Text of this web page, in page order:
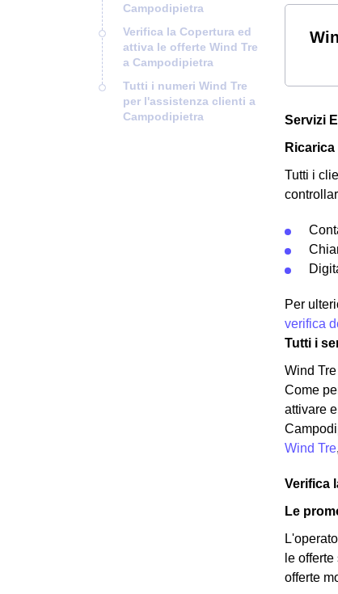
Campodipietra
Verifica la Copertura ed
attiva le offerte Wind Tre
a Campodipietra
Tutti i numeri Wind Tre
per l'assistenza clienti a
Campodipietra
Servizi
Tutti i
Per
verifica
Tutti i
Wind
Come
attivare
Wind Tre
Verifica
Le
le
offerte